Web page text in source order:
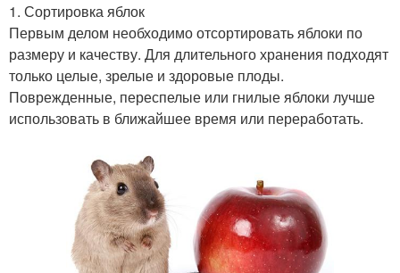
1. Сортировка яблок
Первым делом необходимо отсортировать яблоки по
размеру и качеству. Для длительного хранения подходят
только целые, зрелые и здоровые плоды.
Поврежденные, переспелые или гнилые яблоки лучше
использовать в ближайшее время или переработать.